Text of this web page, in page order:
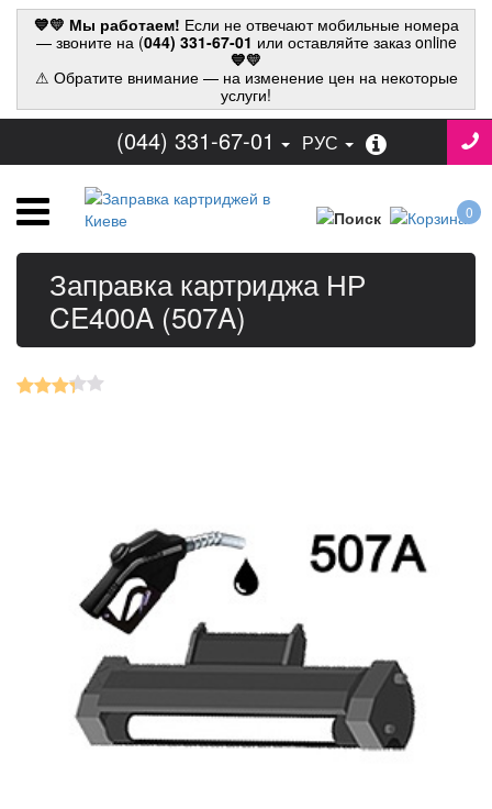
💙💛 Мы работаем! Если не отвечают мобильные номера
— звоните на (044) 331-67-01 или оставляйте заказ online
💙💛
⚠ Обратите внимание — на изменение цен на некоторые
услуги!
(044) 331-67-01 РУС
0
Заправка картриджа НР
CE400A (507A)